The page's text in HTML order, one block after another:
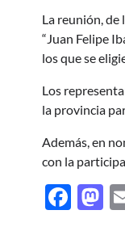
La reunión, de
“Juan Felipe
los que se
Los
la provincia
Además, en
con la